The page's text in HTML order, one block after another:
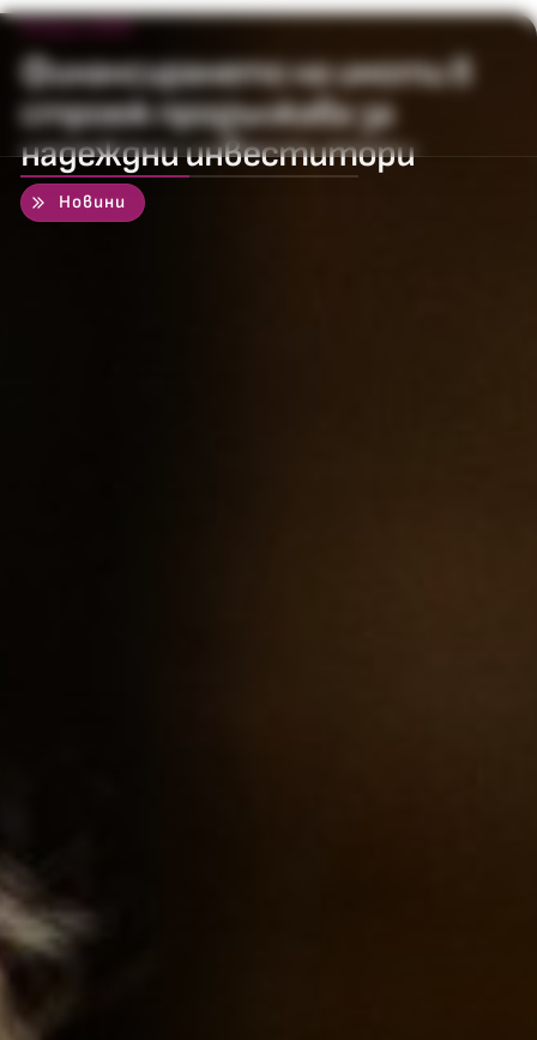
9 април 2020
Финансирането на имоти в
строеж продължава за
надеждни инвеститори
50%
Новини